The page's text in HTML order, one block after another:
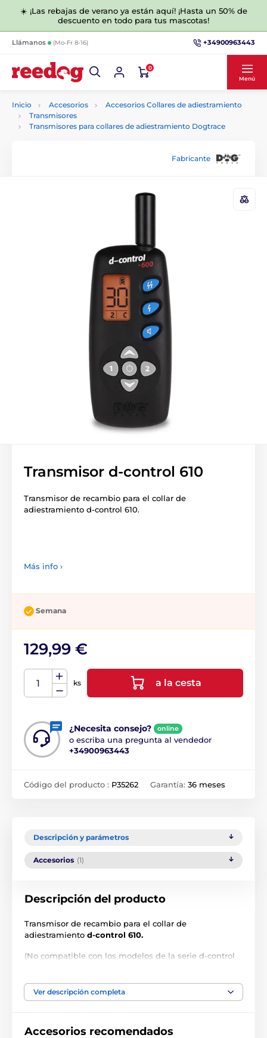
☀️ ¡Las rebajas de verano ya están aquí! ¡Hasta un 50% de
descuento en todo para tus mascotas!
Llámanos (Mo-Fr 8-16) +34900963443
0
Menú
Inicio Accesorios
Accesorios Collares de adiestramiento
Transmisores
Transmisores para collares de adiestramiento Dogtrace
Fabricante
Transmisor d-control 610
Transmisor de recambio para el collar de
adiestramiento d-control 610.
Más info ›
Semana
129,99 €
ks a la cesta
¿Necesita consejo? online
o escriba una pregunta al vendedor
+34900963443
Código del producto : P35262 Garantía: 36 meses
Descripción y parámetros
Accesorios (1)
Descripción del producto
Transmisor de recambio para el collar de
adiestramiento d-control 610.
(No compatible con los modelos de la serie d-control
Las especificaciones técnicas pueden cambiar sin
previo aviso. Las imágenes tienen únicamente
Ver descripción completa
Accesorios recomendados